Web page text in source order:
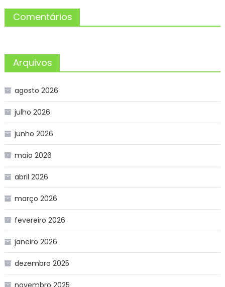
Comentários
Arquivos
agosto 2026
julho 2026
junho 2026
maio 2026
abril 2026
março 2026
fevereiro 2026
janeiro 2026
dezembro 2025
novembro 2025